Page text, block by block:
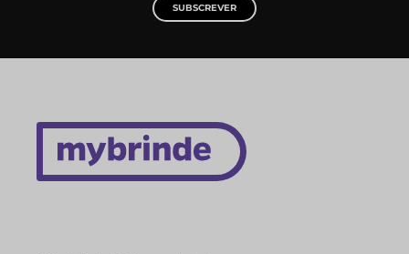
SUBSCREVER